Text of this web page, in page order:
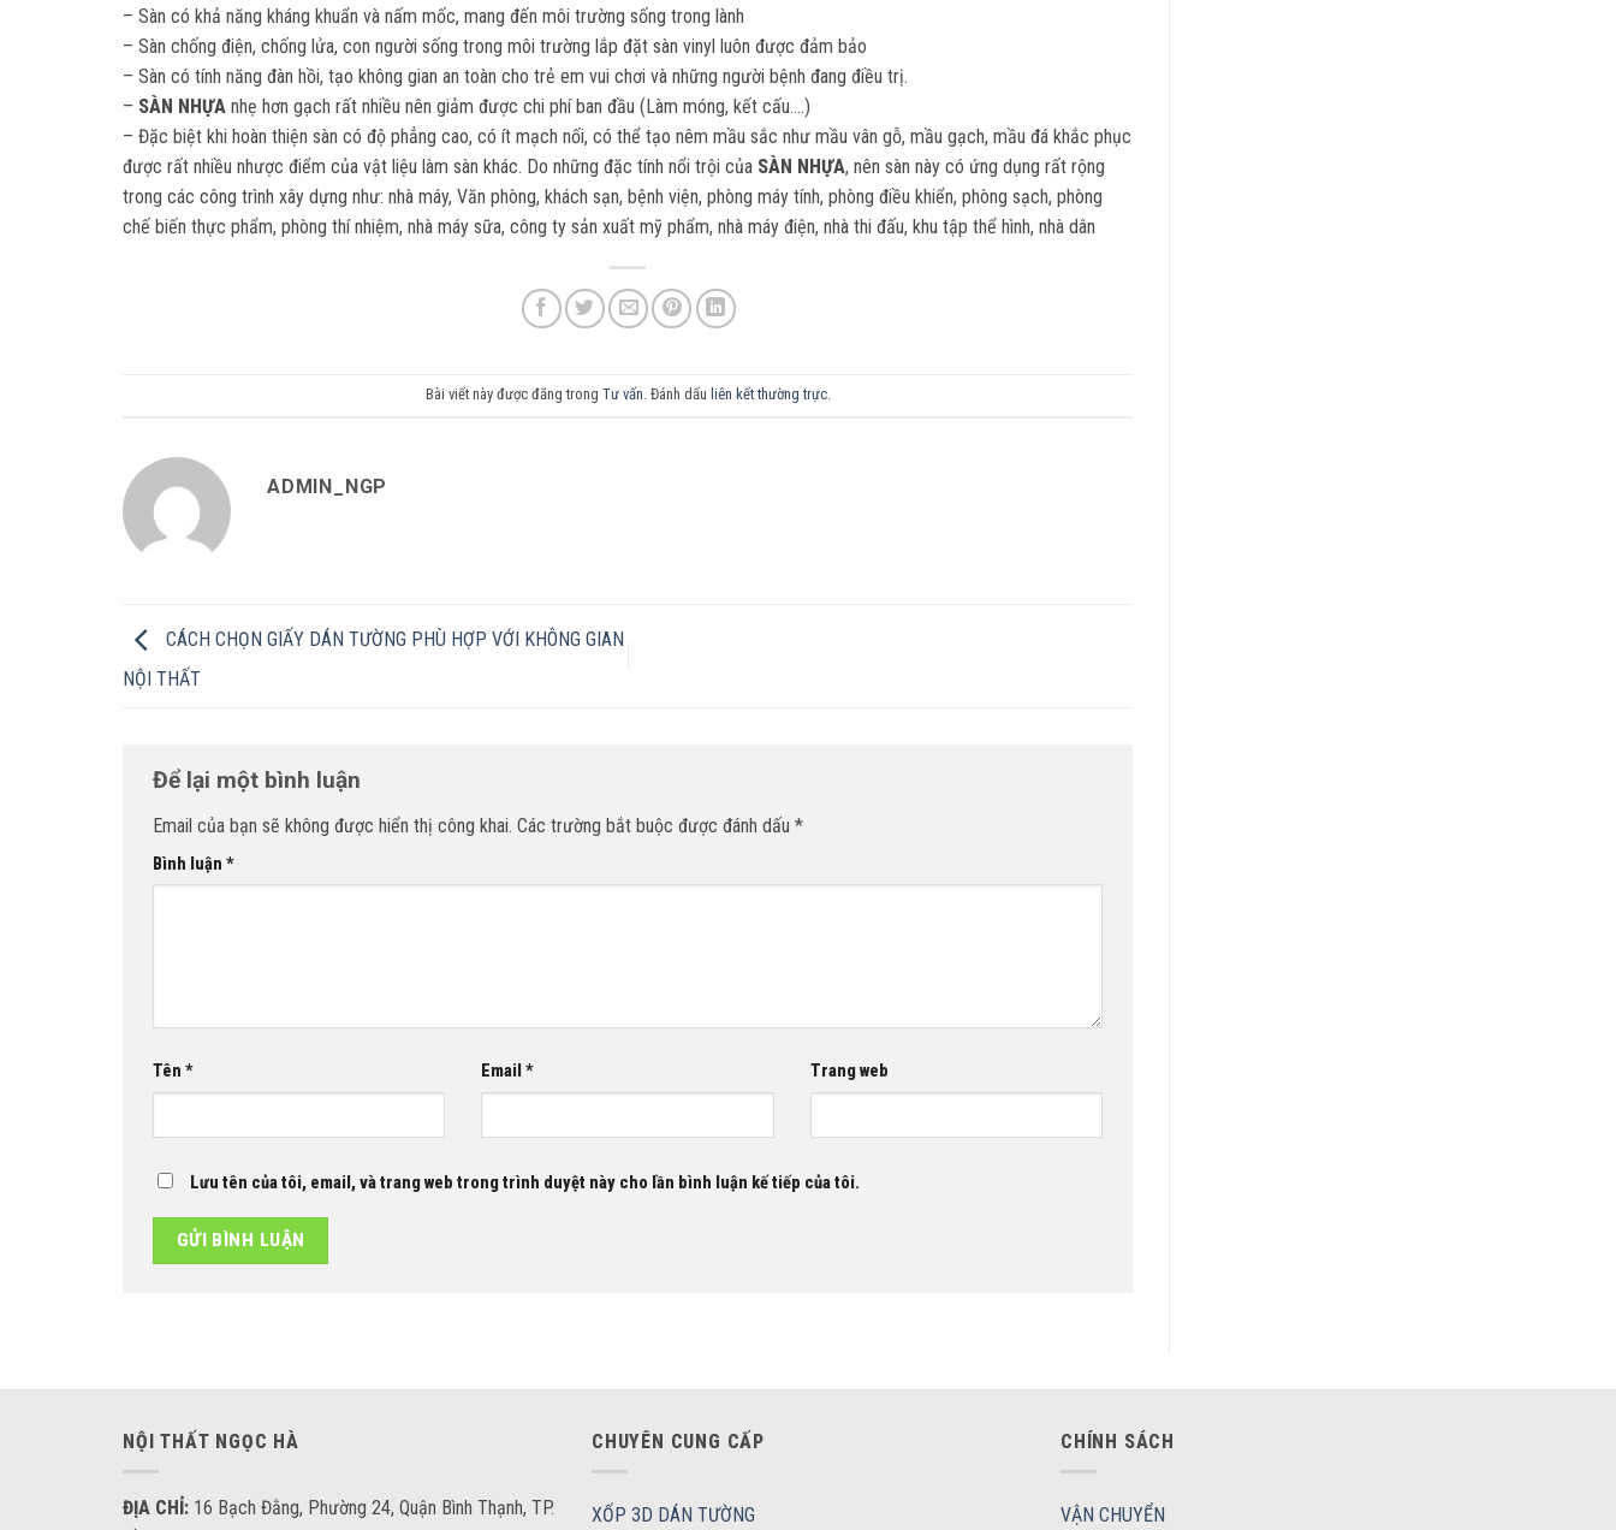
– Sàn có khả năng kháng khuẩn và nấm mốc, mang đến môi trường sống trong lành
– Sàn chống điện, chống lửa, con người sống trong môi trường lắp đặt sàn vinyl luôn được đảm bảo
– Sàn có tính năng đàn hồi, tạo không gian an toàn cho trẻ em vui chơi và những người bệnh đang điều trị.
– SÀN NHỰA nhẹ hơn gạch rất nhiều nên giảm được chi phí ban đầu (Làm móng, kết cấu….)
– Đặc biệt khi hoàn thiện sàn có độ phẳng cao, có ít mạch nối, có thể tạo nêm mầu sắc như mầu vân gỗ, mầu gạch, mầu đá khắc phục
được rất nhiều nhược điểm của vật liệu làm sàn khác. Do những đặc tính nổi trội của SÀN NHỰA, nên sàn này có ứng dụng rất rộng
trong các công trình xây dựng như: nhà máy, Văn phòng, khách sạn, bệnh viện, phòng máy tính, phòng điều khiển, phòng sạch, phòng
chế biến thực phẩm, phòng thí nhiệm, nhà máy sữa, công ty sản xuất mỹ phẩm, nhà máy điện, nhà thi đấu, khu tập thể hình, nhà dân
Bài viết này được đăng trong Tư vấn . Đánh dấu liên kết thường trực.
ADMIN_NGP
CÁCH CHỌN GIẤY DÁN TƯỜNG PHÙ HỢP VỚI KHÔNG GIAN
NỘI THẤT
Để lại một bình luận
Email của bạn sẽ không được hiển thị công khai. Các trường bắt buộc được đánh dấu *
Bình luận *
Tên * Email* Trang web
Lưu tên của tôi, email, và trang web trong trình duyệt này cho lần bình luận kế tiếp của tôi.
NỘI THẤT NGỌC HÀ
ĐỊA CHỈ: 16 Bạch Đằng, Phường 24, Quận Bình Thạnh, TP.
CHUYÊN CUNG CẤP
XỐP 3D DÁN TƯỜNG
CHÍNH SÁCH
VẬN CHUYỂN